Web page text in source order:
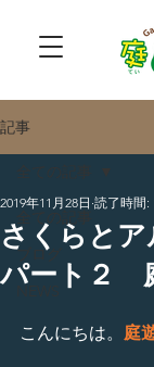
記事
ブログ
NEWS
さくらと
パート２
2019年11月28日 読了時間:
こんにちは。 庭